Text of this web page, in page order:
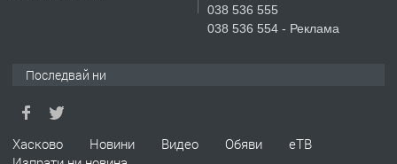
СГЛОБЯВАНЕ НА МЕБЕЛИ.
ПРЕДЛАГА
№4119 Едностаен обзаведен
038 536 555
038 536 554 - Реклама
Последвай ни
Хасково Новини Видео Обяви
еТВ